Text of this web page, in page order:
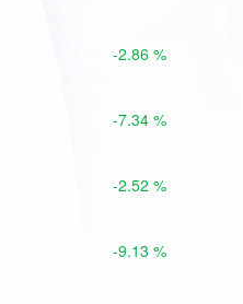
-2.86 %
-7.34 %
-2.52 %
-9.13 %